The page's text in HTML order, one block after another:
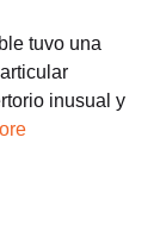
tuvo una
inusual y